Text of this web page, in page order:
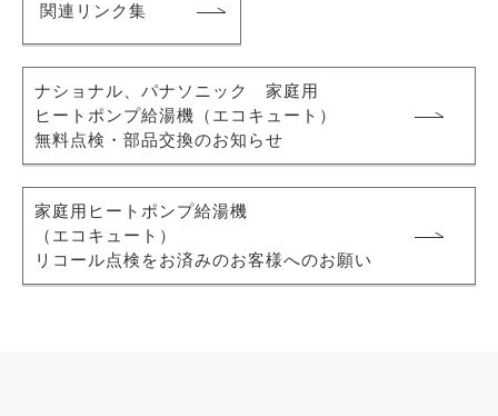
関連リンク集
ナショナル、パナソニック 家庭用
ヒートポンプ給湯機 （エコキュート）
無料点検・部品交換のお知らせ
家庭用ヒートポンプ給湯機
（エコキュート）
リコール点検をお済みのお客様へのお願い